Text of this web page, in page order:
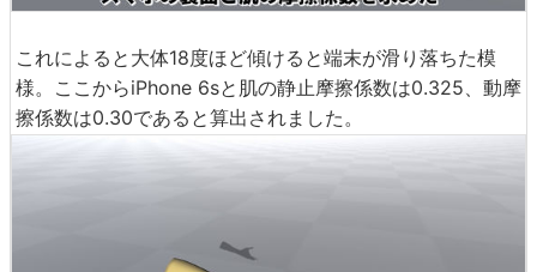
これによると大体18度ほど傾けると端末が滑り落ちた模
様。ここからiPhone 6sと肌の静止摩擦係数は0.325、動摩
擦係数は0.30であると算出されました。